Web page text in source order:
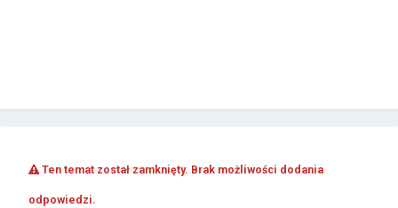
Ten temat został zamknięty. Brak możliwości dodania
odpowiedzi.